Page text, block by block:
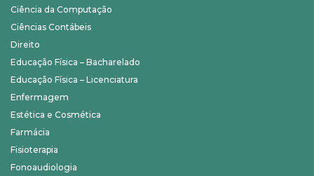
Ciência da Computação
Ciências Contábeis
Direito
Educação Física – Bacharelado
Educação Física – Licenciatura
Enfermagem
Estética e Cosmética
Farmácia
Fisioterapia
Fonoaudiologia